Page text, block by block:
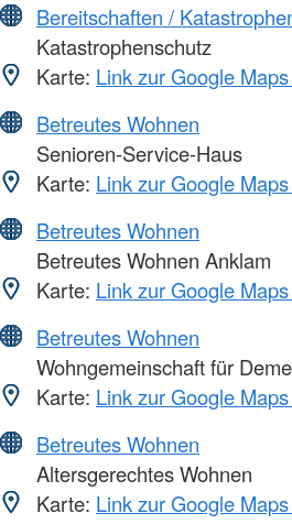
Bereitschaften /
Katastrophenschutz
Karte: Link zur Google
Betreutes Wohnen
Senioren-Service-Haus
Karte: Link zur Google
Betreutes Wohnen
Betreutes Wohnen Anklam
Karte: Link zur Google
Betreutes Wohnen
Wohngemeinschaft für
Karte: Link zur Google
Betreutes Wohnen
Altersgerechtes Wohnen
Karte: Link zur Google